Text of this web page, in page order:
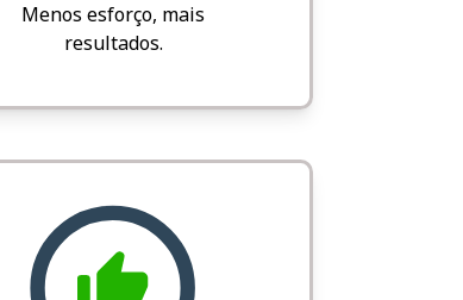
Menos esforço, mais
resultados.